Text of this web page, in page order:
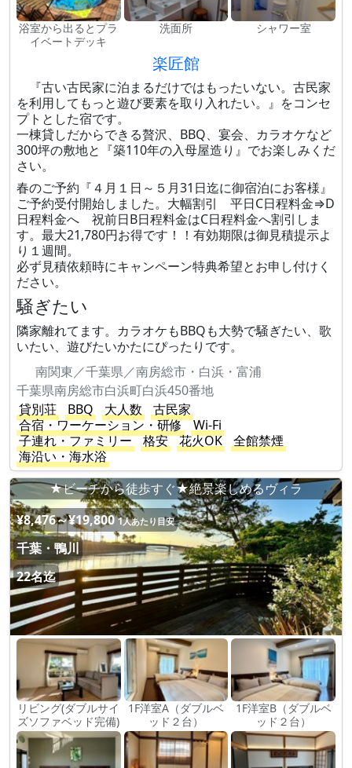
浴室から出るとプラ
イベートデッキ
洗面所 シャワー室
楽匠館
『古い古民家に泊まるだけではもったいない。古民家
を利用してもっと遊び要素を取り入れたい。』をコンセ
プトとした宿です。
一棟貸しだからできる贅沢、BBQ、宴会、カラオケなど
300坪の敷地と『築110年の入母屋造り』でお楽しみくだ
さい。
春のご予約『４月１日～５月31日迄に御宿泊にお客様』
ご予約受付開始しました。大幅割引 平日C日程料金⇒D
日程料金へ 祝前日B日程料金はC日程料金へ割引しま
す。最大21,780円お得です！！有効期限は御見積提示よ
り１週間。
必ず見積依頼時にキャンペーン特典希望とお申し付けく
ださい。
騒ぎたい
隣家離れてます。カラオケもBBQも大勢で騒ぎたい、歌
いたい、遊びたいかたにぴったりです。
南関東／千葉県／南房総市・白浜・富浦
千葉県南房総市白浜町白浜450番地
貸別荘
BBQ 大人数
古民家
合宿・ワーケーション・研修
Wi-Fi
子連れ・ファミリー
格安 花火OK
全館禁煙
海沿い・海水浴
★ビーチから徒歩すぐ★絶景楽しめるヴィラ
¥8,476～¥19,800 1人あたり目安
千葉・鴨川
22名迄
リビング(ダブルサイ
ズソファベッド完備)
1F洋室A（ダブルベ
ッド２台）
1F洋室B（ダブルベ
ッド２台）